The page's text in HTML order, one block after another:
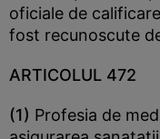
oficiale de
fost recunoscute
ARTICOLUL 472
(1) Profesia de